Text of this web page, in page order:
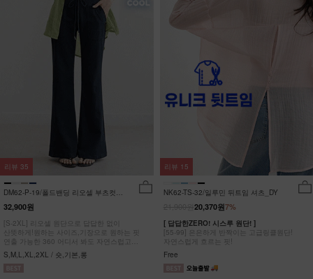
DM62-P-19/폴드밴딩 리오셀 부츠컷팬
32,900원
[S-2XL] 리오셀 원단으로 답답한 없이
산뜻하게!원하는 사이즈,기장으로 원하는 핏
연출 가능한 360 어디서 봐도 자연스럽고
균형잡힌 부츠컷 팬츠
S,M,L,XL,2XL / 숏,기본,롱
리뷰 35
NK62-TS-32/일루민 뒤트임 셔츠_DY
7%
20,370원
[ 답답한ZERO! 시스루 원단! ]
[55-99] 은은하게 반짝이는 고급링클원단!
자연스럽게 흐르는 핏!
Free
리뷰 15